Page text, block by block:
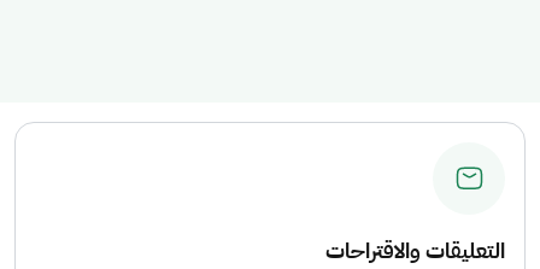
التعليقات والاقتراحات